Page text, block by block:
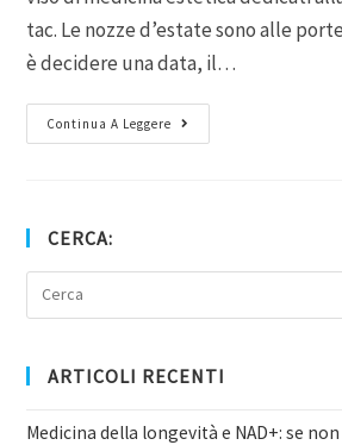
tac. Le nozze d’estate sono alle
è decidere una data, il…
Continua A Leggere
CERCA:
ARTICOLI RECENTI
Medicina della longevità e NAD+: se